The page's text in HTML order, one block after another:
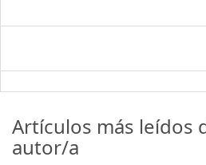
Artículos más leídos
autor/a